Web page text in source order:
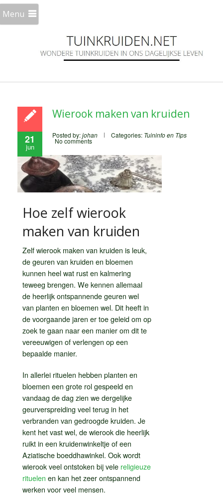
Menu
21
jun
Wierook maken van kruiden
Posted by:johan Categories: Tuininfo en Tips
No comments
Hoe zelf wierook
maken van kruiden
Zelf wierook maken van kruiden is leuk,
de geuren van kruiden en bloemen
kunnen heel wat rust en kalmering
teweeg brengen. We kennen allemaal
de heerlijk ontspannende geuren wel
van planten en bloemen wel. Dit heeft in
de voorgaande jaren er toe geleid om op
zoek te gaan naar een manier om dit te
vereeuwigen of verlengen op een
bepaalde manier.
In allerlei rituelen hebben planten en
bloemen een grote rol gespeeld en
vandaag de dag zien we dergelijke
geurverspreiding veel terug in het
verbranden van gedroogde kruiden. Je
kent het vast wel, de wierook die heerlijk
ruikt in een kruidenwinkeltje of een
Aziatische boeddhawinkel. Ook wordt
wierook veel ontstoken bij vele religieuze
rituelen en kan het zeer ontspannend
werken voor veel mensen.